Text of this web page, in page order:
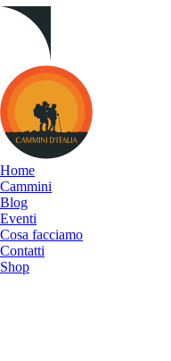
Cammini
d&#039;Italia
Home
Cammini
Blog
Eventi
Cosa facciamo
Contatti
Shop